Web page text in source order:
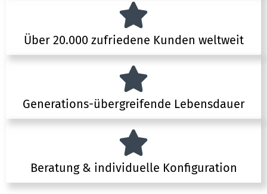
Über 20.000 zufriedene Kunden weltweit
Generations-übergreifende Lebensdauer
Beratung & individuelle Konfiguration